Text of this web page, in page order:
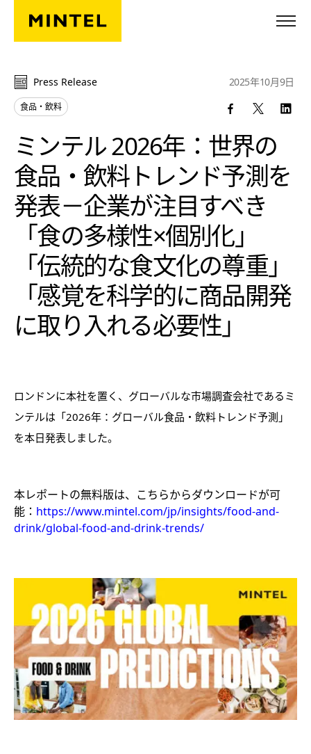
Skip to main content
Press Release
食品・飲料
ミンテル 2026年：世界の
食品・飲料トレンド予測を
発表－企業が注目すべき
「食の多様性×個別化」
「伝統的な食文化の尊重」
「感覚を科学的に商品開発
に取り入れる必要性」
2025年10月9日
ロンドンに本社を置く、グローバルな市場調査会社であるミ
ンテルは「2026年：グローバル食品・飲料トレンド予測」
を本日発表しました。
本レポートの無料版は、こちらからダウンロードが可
能： https://www.mintel.com/jp/insights/food-and-
drink/global-food-and-drink-trends/